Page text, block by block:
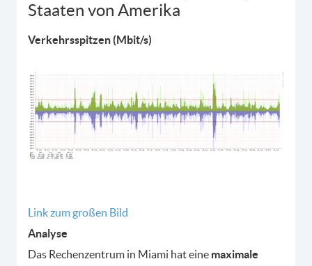
Staaten von Amerika
Verkehrsspitzen (Mbit/s)
Link zum großen Bild
Analyse
Das Rechenzentrum in Miami hat eine maximale